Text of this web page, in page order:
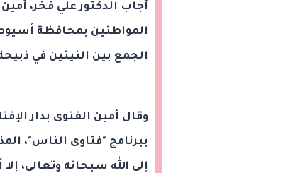
أجاب الدكتور علي فخر،
المواطنين بمحافظة
الجمع بين النيتين في
وقال أمين الفتوى بدار
ببرنامج "فتاوى الناس"،
إلى الله سبحانه وتعالى،